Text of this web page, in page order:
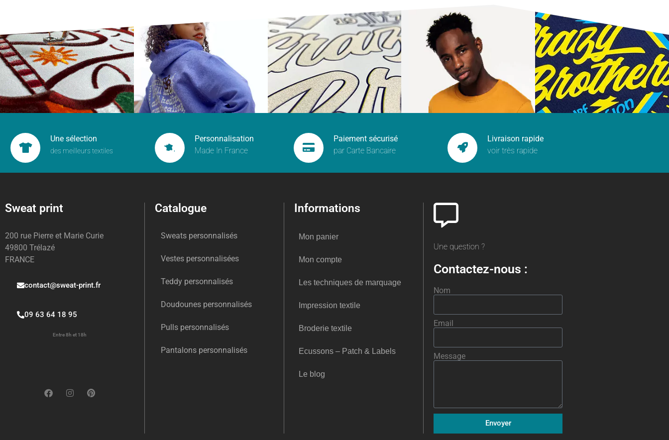
Une sélection
des meilleurs textiles
Personnalisation
Made In France
Paiement sécurisé
par Carte Bancaire
Livraison rapide
voir très rapide
Sweat print
200 rue Pierre et Marie Curie
49800 Trélazé
FRANCE
contact@sweat-print.fr
09 63 64 18 95
Entre 8h et 18h
Catalogue
Sweats personnalisés
Vestes personnalisées
Teddy personnalisés
Doudounes personnalisés
Pulls personnalisés
Pantalons personnalisés
Informations
Mon panier
Mon compte
Les techniques de marquage
Impression textile
Broderie textile
Ecussons – Patch & Labels
Le blog
Une question ?
Contactez-nous :
Nom
Email
Message
Envoyer